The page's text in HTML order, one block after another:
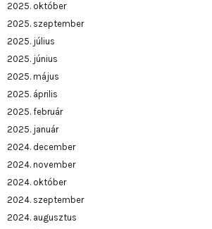
2025. október
2025. szeptember
2025. július
2025. június
2025. május
2025. április
2025. február
2025. január
2024. december
2024. november
2024. október
2024. szeptember
2024. augusztus